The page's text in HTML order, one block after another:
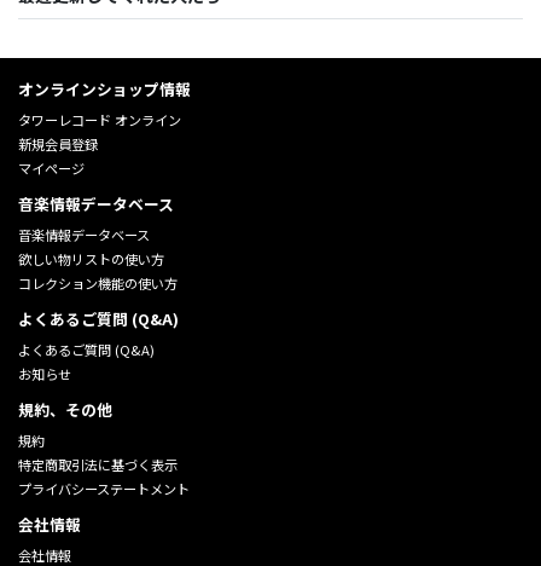
オンラインショップ情報
タワーレコード オンライン
新規会員登録
マイページ
音楽情報データベース
音楽情報データベース
欲しい物リストの使い方
コレクション機能の使い方
よくあるご質問 (Q&A)
よくあるご質問 (Q&A)
お知らせ
規約、その他
規約
特定商取引法に基づく表示
プライバシーステートメント
会社情報
会社情報